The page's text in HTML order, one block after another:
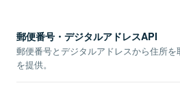
郵便番号・デジタルアドレスAPI
郵便番号とデジタルアドレスから住所
を提供。